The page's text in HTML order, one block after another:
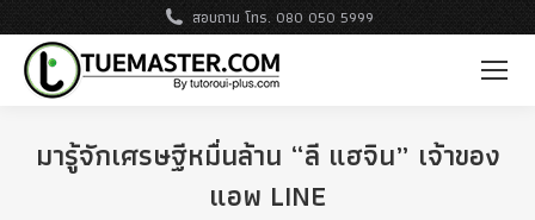
สอบถาม โทร. 080 050 5999
มารู้จักเศรษฐีหมื่นล้าน “ลี แฮจิน” เจ้าของ
แอพ LINE